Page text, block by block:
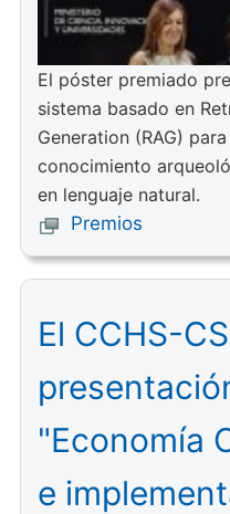
El póster premiado
sistema basado en
Generation (RAG)
conocimiento
en lenguaje natural.
Premios
El CCHS-
"Economía
e